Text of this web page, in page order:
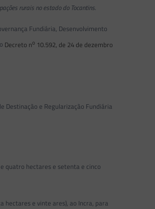
rurais no estado do Tocantins.
Fundiária, Desenvolvimento
Decreto no 10.592, de 24 de dezembro
Destinação e Regularização Fundiária
quatro hectares e setenta e cinco
hectares e vinte ares), ao Incra, para